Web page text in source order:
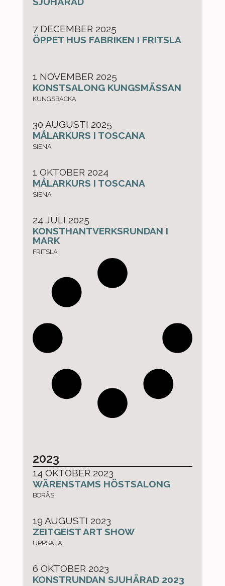
7 DECEMBER 2025
ÖPPET HUS FABRIKEN I FRITSLA
1 NOVEMBER 2025
KONSTSALONG KUNGSMÄSSAN
KUNGSBACKA
30 AUGUSTI 2025
MÅLARKURS I TOSCANA
SIENA
1 OKTOBER 2024
MÅLARKURS I TOSCANA
SIENA
24 JULI 2025
KONSTHANTVERKSRUNDAN I
MARK
FRITSLA
2023
14 OKTOBER 2023
WÄRENSTAMS HÖSTSALONG
BORÅS
19 AUGUSTI 2023
ZEITGEIST ART SHOW
UPPSALA
6 OKTOBER 2023
KONSTRUNDAN SJUHÄRAD 2023